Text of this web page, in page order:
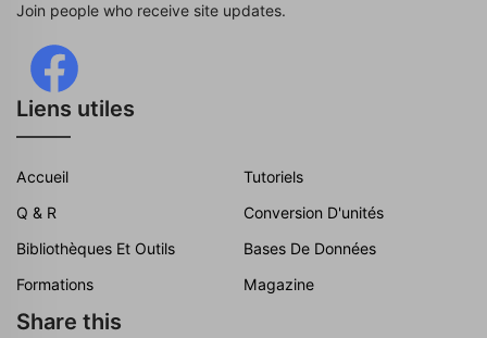
Join people who receive site updates.
Liens utiles
Accueil
Tutoriels
Q & R
Conversion D'unités
Bibliothèques Et Outils
Bases De Données
Formations
Magazine
Share this